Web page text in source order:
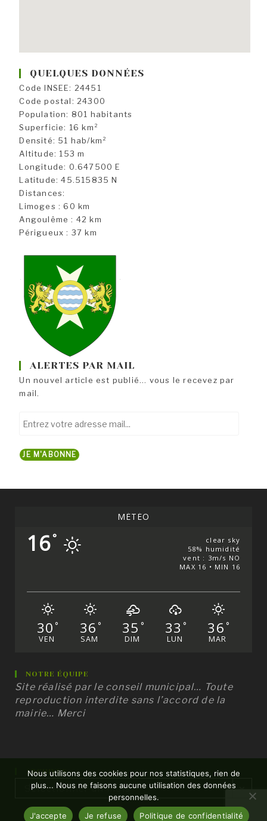
QUELQUES DONNÉES
Code INSEE: 24451
Code postal: 24300
Population: 801 habitants
Superficie: 16 km²
Densité: 51 hab/km²
Altitude: 153 m
Longitude: 0.647500 E
Latitude: 45.515835 N
Distances:
Limoges : 60 km
Angoulême : 42 km
Périgueux : 37 km
ALERTES PAR MAIL
Un nouvel article est publié... vous le recevez par
mail.
votre
mail...
JE M'ABONNE
MÉTÉO
16°
clear sky
58% humidité
vent : 3m/s NO
MAX 16 • MIN 16
30 °
VEN
36 °
SAM
35 °
DIM
33 °
LUN
36 °
MAR
NOTRE ÉQUIPE
Site réalisé par le conseil municipal… Toute
reproduction interdite sans l’accord de la
mairie… Merci
ARCHIVES
Archives
Sélectionner un mois
Nous utilisons des cookies pour nos statistiques, rien de
plus... Nous ne faisons aucune utilisation des données
personnelles.
J'accepte
Je refuse Politique de confidentialité